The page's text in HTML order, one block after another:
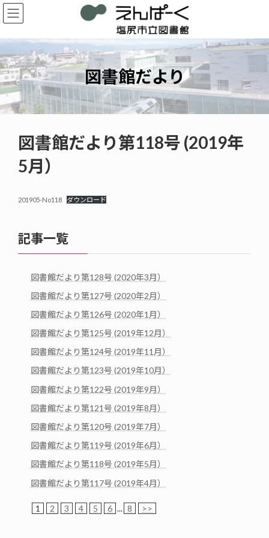
コ
ン
ン
ツ
へ
ス
キ
ッ
プ
ナ
ビ
ー
シ
ョ
ン
に
移
動
図書館だより
図書館だより第118号 (2019年
5月）
201905-No118 ダウンロード
記事一覧
図書館だより第128号 (2020年3月）
図書館だより第127号 (2020年2月）
図書館だより第126号 (2020年1月）
図書館だより第125号 (2019年12月）
図書館だより第124号 (2019年11月）
図書館だより第123号 (2019年10月）
図書館だより第122号 (2019年9月）
図書館だより第121号 (2019年8月）
図書館だより第120号 (2019年7月）
図書館だより第119号 (2019年6月）
図書館だより第118号 (2019年5月）
図書館だより第117号 (2019年4月）
1 2 3 4 5 6 ... 8 >>